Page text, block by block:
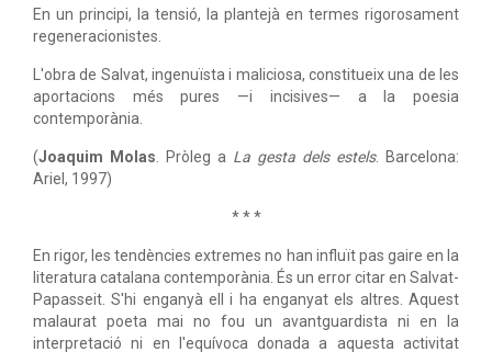
En un principi, la tensió, la plantejà en termes rigorosament
regeneracionistes.
L'obra de Salvat, ingenuïsta i maliciosa, constitueix una de les
aportacions més pures —i incisives— a la poesia
contemporània.
(Joaquim Molas . Pròleg a La gesta dels estels. Barcelona:
Ariel, 1997)
* * *
En rigor, les tendències extremes no han influït pas gaire en la
literatura catalana contemporània. És un error citar en Salvat-
Papasseit. S'hi enganyà ell i ha enganyat els altres. Aquest
malaurat poeta mai no fou un avantguardista ni en la
interpretació ni en l'equívoca donada a aquesta activitat